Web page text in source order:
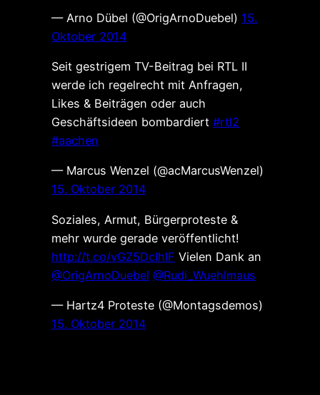
— Arno Dübel (@OrigArnoDuebel) 15.
Oktober 2014
Seit gestrigem TV-Beitrag bei RTL II
werde ich regelrecht mit Anfragen,
Likes & Beiträgen oder auch
Geschäftsideen bombardiert #rtl2
#aachen
— Marcus Wenzel (@acMarcusWenzel)
15. Oktober 2014
Soziales, Armut, Bürgerproteste &
mehr wurde gerade veröffentlicht!
http://t.co/vGZ5DcIhlF Vielen Dank an
@OrigArnoDuebel @Rudi_Wuehlmaus
— Hartz4 Proteste (@Montagsdemos)
15. Oktober 2014